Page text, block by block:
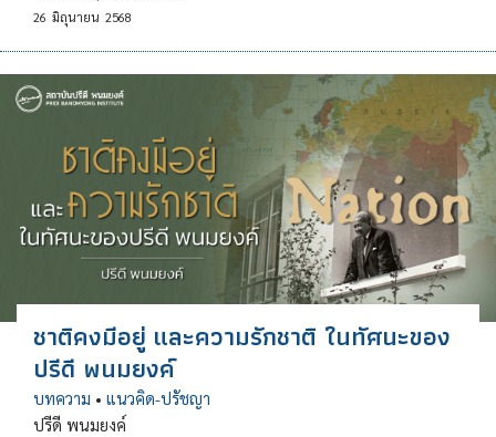
26 มิถุนายน 2568
ชาติคงมีอยู่ และความรักชาติ ในทัศนะของ
ปรีดี พนมยงค์
บทความ • แนวคิด-ปรัชญา
ปรีดี พนมยงค์